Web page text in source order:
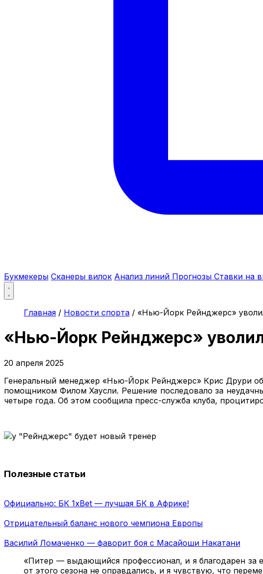
Букмекеры Сканеры вилок Анализ линий Прогнозы Ставки на
Главная / Новости спорта / «Нью-Йорк Рейнджерс»
«Нью-Йорк Рейнджерс»
20 апреля 2025
Генеральный менеджер «Нью-Йорк Рейнджерс» Крис Друри
помощником Филом Хаусли. Решение последовало за
четыре года. Об этом сообщила пресс-служба клуба,
Полезные статьи
Официально: БК 1xBet — лучшая БК в Африке!
Отрицательный баланс нового чемпиона Европы
Василий Ломаченко — фаворит боя с Масайоши Накатани
«Питер — выдающийся профессионал, и я благодарен
от этого сезона не оправдались, и я чувствую, что